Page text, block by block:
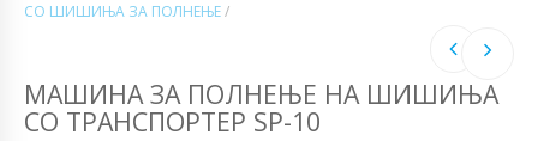
СО ШИШИЊА ЗА ПОЛНЕЊЕ/
МАШИНА ЗА ПОЛНЕЊЕ НА ШИШИЊА
СО ТРАНСПОРТЕР SP-10